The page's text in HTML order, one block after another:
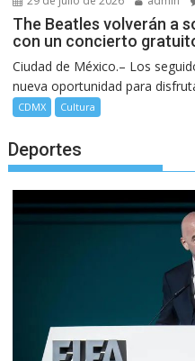
The Beatles volverán a
con un concierto
Ciudad de México.– Los
nueva oportunidad para
CDMX Cultura
Deportes